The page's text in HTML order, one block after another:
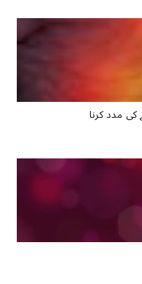
کی مدد کرنا